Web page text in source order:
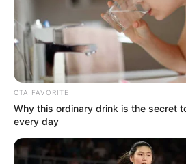
CTA FAVORITE
Why this ordinary drink is the secret
every day